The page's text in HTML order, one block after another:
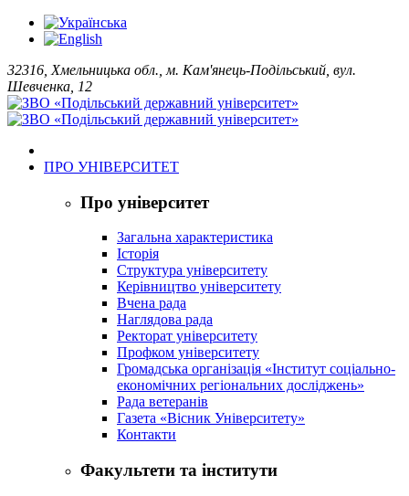
32316, Хмельницька обл., м. Кам'янець-Подільський, вул.
Шевченка, 12
ПРО УНІВЕРСИТЕТ
Про університет
Загальна характеристика
Історія
Структура університету
Керівництво університету
Вчена рада
Наглядова рада
Ректорат університету
Профком університету
Громадська організація «Інститут соціально-
економічних регіональних досліджень»
Рада ветеранів
Газета «Вісник Університету»
Контакти
Факультети та інститути